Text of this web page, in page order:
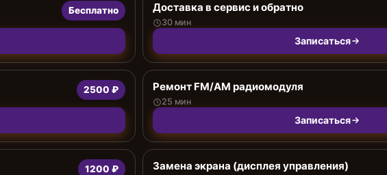
Бесплатно Доставка в сервис и обратно
30 мин
Записаться
2500 ₽ Ремонт FM/AM радиомодуля
25 мин
Записаться
1200 ₽ Замена экрана (дисплея управления)